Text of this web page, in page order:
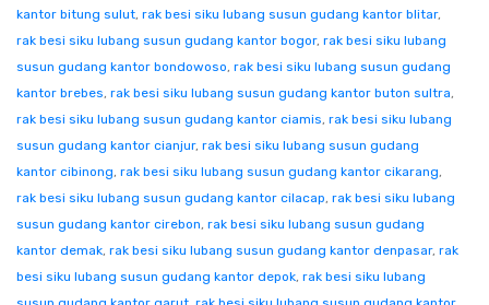
kantor bitung sulut, rak besi siku lubang susun gudang kantor blitar,
rak besi siku lubang susun gudang kantor bogor, rak besi siku lubang
susun gudang kantor bondowoso, rak besi siku lubang susun gudang
kantor brebes, rak besi siku lubang susun gudang kantor buton sultra,
rak besi siku lubang susun gudang kantor ciamis, rak besi siku lubang
susun gudang kantor cianjur, rak besi siku lubang susun gudang
kantor cibinong, rak besi siku lubang susun gudang kantor cikarang,
rak besi siku lubang susun gudang kantor cilacap, rak besi siku lubang
susun gudang kantor cirebon, rak besi siku lubang susun gudang
kantor demak, rak besi siku lubang susun gudang kantor denpasar, rak
besi siku lubang susun gudang kantor depok, rak besi siku lubang